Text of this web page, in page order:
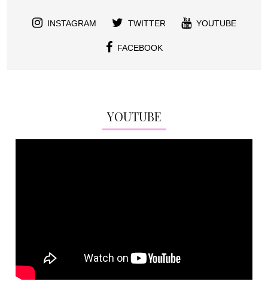
INSTAGRAM TWITTER YOUTUBE
FACEBOOK
YOUTUBE